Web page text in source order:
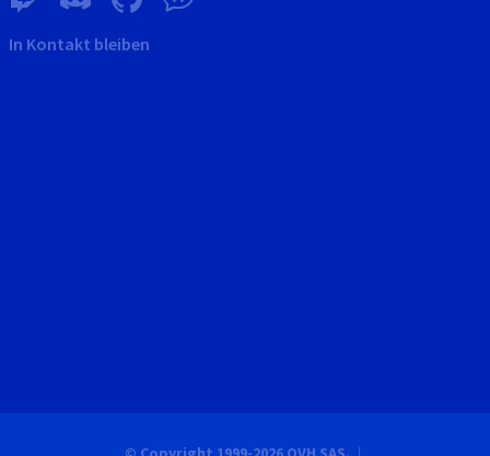
In Kontakt bleiben